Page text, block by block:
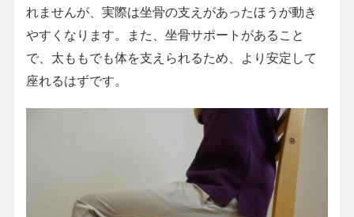
れませんが、実際は坐骨の支えがあったほうが動き
やすくなります。また、坐骨サポートがあること
で、太ももでも体を支えられるため、より安定して
座れるはずです。